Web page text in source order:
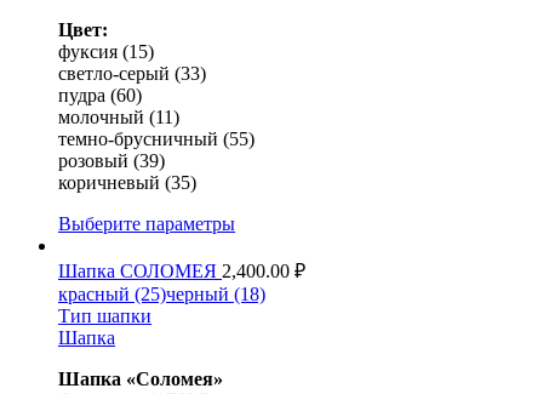
Цвет:
фуксия (15)
светло-серый (33)
пудра (60)
молочный (11)
темно-брусничный (55)
розовый (39)
коричневый (35)
Выберите параметры
Шапка СОЛОМЕЯ 2,400.00 ₽
красный (25)черный (18)
Тип шапки
Шапка
Шапка «Соломея»